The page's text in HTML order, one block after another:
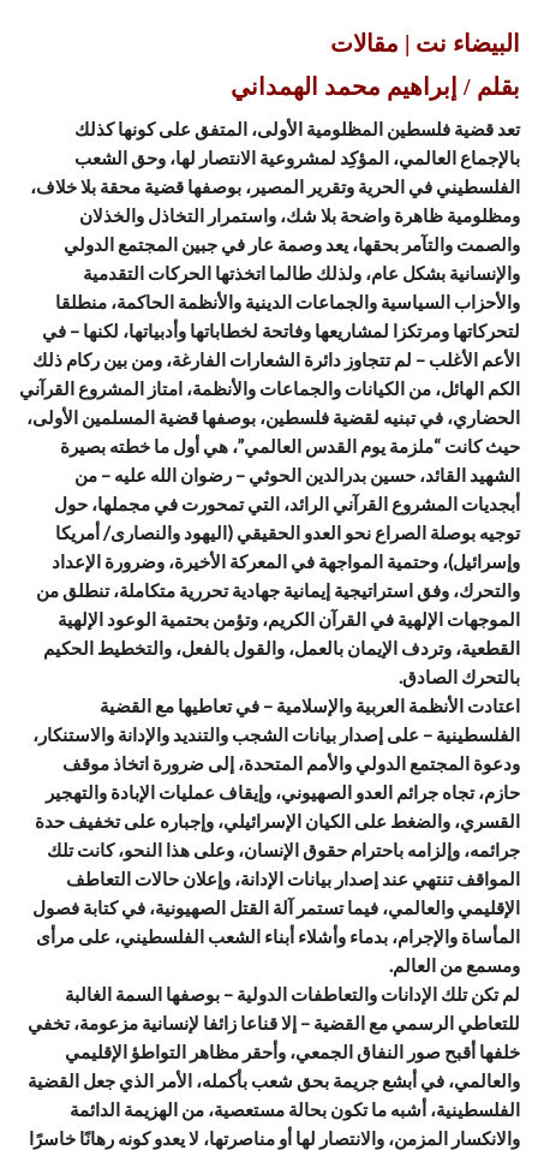
البيضاء نت | مقالات
بقلم / إبراهيم محمد الهمداني
تعد قضية فلسطين المظلومية الأولى، المتفق على كونها كذلك
بالإجماع العالمي، المؤكِد لمشروعية الانتصار لها، وحق الشعب
الفلسطيني في الحرية وتقرير المصير، بوصفها قضية محقة بلا خلاف،
ومظلومية ظاهرة واضحة بلا شك، واستمرار التخاذل والخذلان
والصمت والتآمر بحقها، يعد وصمة عار في جبين المجتمع الدولي
والإنسانية بشكل عام، ولذلك طالما اتخذتها الحركات التقدمية
والأحزاب السياسية والجماعات الدينية والأنظمة الحاكمة، منطلقا
لتحركاتها ومرتكزا لمشاريعها وفاتحة لخطاباتها وأدبياتها، لكنها – في
الأعم الأغلب – لم تتجاوز دائرة الشعارات الفارغة، ومن بين ركام ذلك
الكم الهائل، من الكيانات والجماعات والأنظمة، امتاز المشروع القرآني
الحضاري، في تبنيه لقضية فلسطين، بوصفها قضية المسلمين الأولى،
حيث كانت “ملزمة يوم القدس العالمي”، هي أول ما خطته بصيرة
الشهيد القائد، حسين بدرالدين الحوثي – رضوان الله عليه – من
أبجديات المشروع القرآني الرائد، التي تمحورت في مجملها، حول
توجيه بوصلة الصراع نحو العدو الحقيقي (اليهود والنصارى/ أمريكا
وإسرائيل)، وحتمية المواجهة في المعركة الأخيرة، وضرورة الإعداد
والتحرك، وفق استراتيجية إيمانية جهادية تحررية متكاملة، تنطلق من
الموجهات الإلهية في القرآن الكريم، وتؤمن بحتمية الوعود الإلهية
القطعية، وتردف الإيمان بالعمل، والقول بالفعل، والتخطيط الحكيم
بالتحرك الصادق.
اعتادت الأنظمة العربية والإسلامية – في تعاطيها مع القضية
الفلسطينية – على إصدار بيانات الشجب والتنديد والإدانة والاستنكار،
ودعوة المجتمع الدولي والأمم المتحدة، إلى ضرورة اتخاذ موقف
حازم، تجاه جرائم العدو الصهيوني، وإيقاف عمليات الإبادة والتهجير
القسري، والضغط على الكيان الإسرائيلي، وإجباره على تخفيف حدة
جرائمه، وإلزامه باحترام حقوق الإنسان، وعلى هذا النحو، كانت تلك
المواقف تنتهي عند إصدار بيانات الإدانة، وإعلان حالات التعاطف
الإقليمي والعالمي، فيما تستمر آلة القتل الصهيونية، في كتابة فصول
المأساة والإجرام، بدماء وأشلاء أبناء الشعب الفلسطيني، على مرأى
ومسمع من العالم.
لم تكن تلك الإدانات والتعاطفات الدولية – بوصفها السمة الغالبة
للتعاطي الرسمي مع القضية – إلا قناعا زائفا لإنسانية مزعومة، تخفي
خلفها أقبح صور النفاق الجمعي، وأحقر مظاهر التواطؤ الإقليمي
والعالمي، في أبشع جريمة بحق شعب بأكمله، الأمر الذي جعل القضية
الفلسطينية، أشبه ما تكون بحالة مستعصية، من الهزيمة الدائمة
والانكسار المزمن، والانتصار لها أو مناصرتها، لا يعدو كونه رهانًا خاسرًا